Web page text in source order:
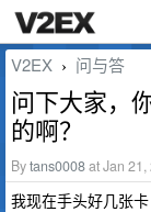
V2EX › 问与答
问下大家，
的啊？
Bytans0008at Jan 21,
我现在手头好几张卡